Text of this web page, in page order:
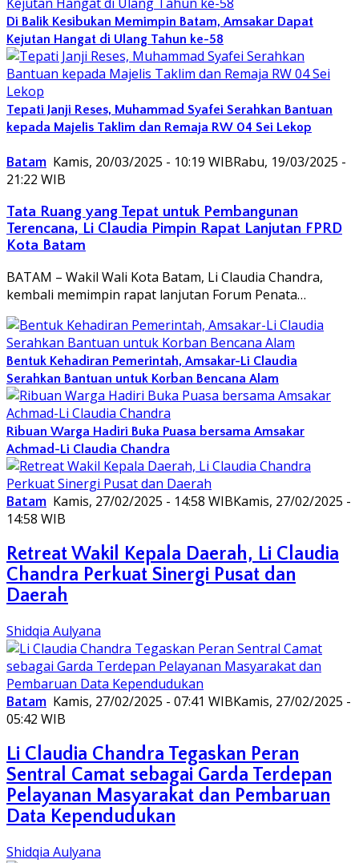
Di Balik Kesibukan Memimpin Batam, Amsakar Dapat
Kejutan Hangat di Ulang Tahun ke-58
Tepati Janji Reses, Muhammad Syafei Serahkan Bantuan
kepada Majelis Taklim dan Remaja RW 04 Sei Lekop
Batam Kamis, 20/03/2025 - 10:19 WIBRabu, 19/03/2025 -
21:22 WIB
Tata Ruang yang Tepat untuk Pembangunan
Terencana, Li Claudia Pimpin Rapat Lanjutan FPRD
Kota Batam
BATAM – Wakil Wali Kota Batam, Li Claudia Chandra,
kembali memimpin rapat lanjutan Forum Penata…
Bentuk Kehadiran Pemerintah, Amsakar-Li Claudia
Serahkan Bantuan untuk Korban Bencana Alam
Ribuan Warga Hadiri Buka Puasa bersama Amsakar
Achmad-Li Claudia Chandra
Batam Kamis, 27/02/2025 - 14:58 WIBKamis, 27/02/2025 -
14:58 WIB
Retreat Wakil Kepala Daerah, Li Claudia
Chandra Perkuat Sinergi Pusat dan
Daerah
Shidqia Aulyana
Batam Kamis, 27/02/2025 - 07:41 WIBKamis, 27/02/2025 -
05:42 WIB
Li Claudia Chandra Tegaskan Peran
Sentral Camat sebagai Garda Terdepan
Pelayanan Masyarakat dan Pembaruan
Data Kependudukan
Shidqia Aulyana